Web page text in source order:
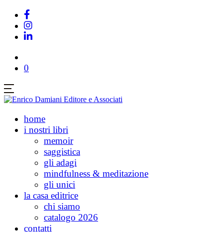
0
home
i nostri libri
memoir
saggistica
gli adagi
mindfulness & meditazione
gli unici
la casa editrice
chi siamo
catalogo 2026
contatti